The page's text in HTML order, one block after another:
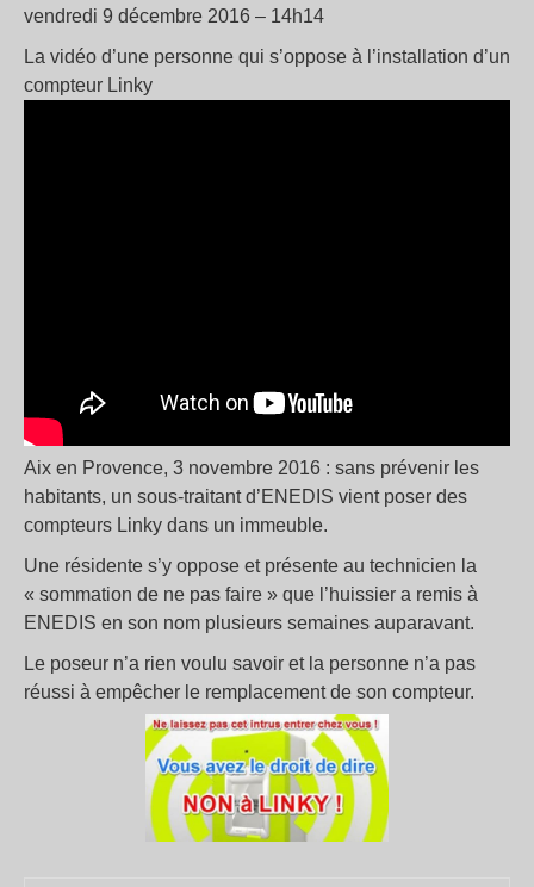
vendredi 9 décembre 2016 – 14h14
La vidéo d’une personne qui s’oppose à l’installation d’un
compteur Linky
Aix en Provence, 3 novembre 2016 : sans prévenir les
habitants, un sous-traitant d’ENEDIS vient poser des
compteurs Linky dans un immeuble.
Une résidente s’y oppose et présente au technicien la
« sommation de ne pas faire » que l’huissier a remis à
ENEDIS en son nom plusieurs semaines auparavant.
Le poseur n’a rien voulu savoir et la personne n’a pas
réussi à empêcher le remplacement de son compteur.